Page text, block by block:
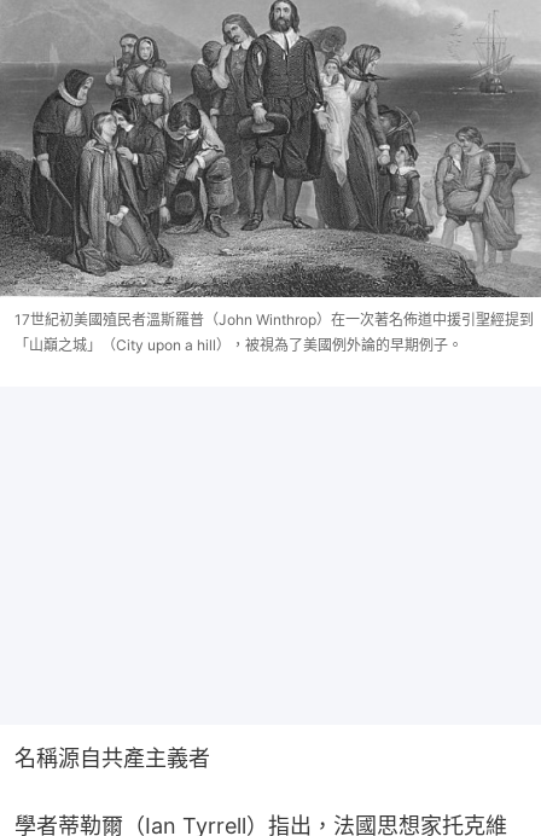
17世紀初美國殖民者溫斯羅普（John Winthrop）在一次著名佈道中援引聖經提到
「山巔之城」（City upon a hill），被視為了美國例外論的早期例子。
名稱源自共產主義者
學者蒂勒爾（Ian Tyrrell）指出，法國思想家托克維